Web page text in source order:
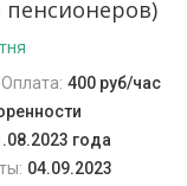
пенсионеров)
Оплата: 400 руб/час
года
04.09.2023